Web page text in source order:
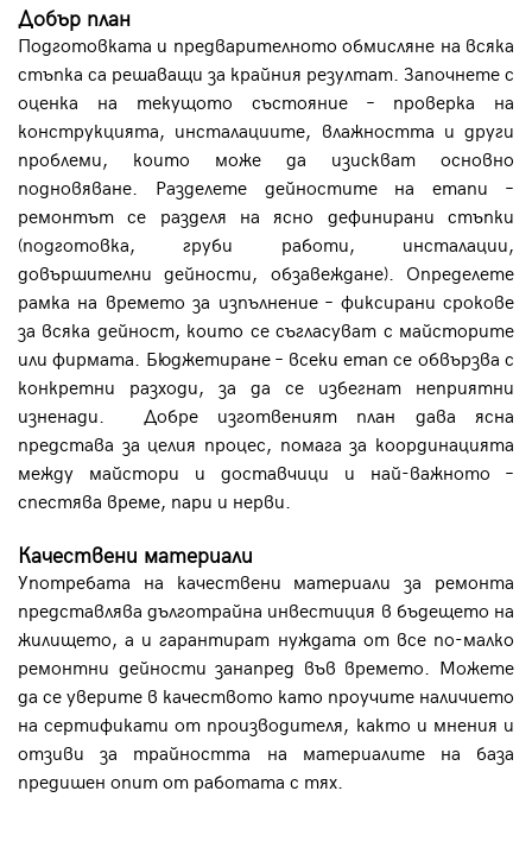
Добър план
Подготовката и предварителното обмисляне на всяка
стъпка са решаващи за крайния резултат. Започнете с
оценка на текущото състояние – проверка на
конструкцията, инсталациите, влажността и други
проблеми, които може да изискват основно
подновяване. Разделете дейностите на етапи –
ремонтът се разделя на ясно дефинирани стъпки
(подготовка, груби работи, инсталации,
довършителни дейности, обзавеждане). Определете
рамка на времето за изпълнение – фиксирани срокове
за всяка дейност, които се съгласуват с майсторите
или фирмата. Бюджетиране – всеки етап се обвързва с
конкретни разходи, за да се избегнат неприятни
изненади. Добре изготвеният план дава ясна
представа за целия процес, помага за координацията
между майстори и доставчици и най-важното –
спестява време, пари и нерви.
Качествени материали
Употребата на качествени материали за ремонта
представлява дълготрайна инвестиция в бъдещето на
жилището, а и гарантират нуждата от все по-малко
ремонтни дейности занапред във времето. Можете
да се уверите в качеството като проучите наличието
на сертификати от производителя, както и мнения и
отзиви за трайността на материалите на база
предишен опит от работата с тях.